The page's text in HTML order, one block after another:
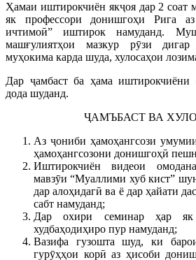
Ҳамаи иштирокчиён якҷоя дар 2 соат
як профессори донишгоҳи Рига
ичтимоӣ” иштирок намуданд.
машғулиятҳои мазкур рӯзи
муҳокима карда шуда, хулосаҳои
Дар ҷамбаст ба ҳама иштирокчиёни
дода шуданд.
ҶАМЪБАСТ ВА
Аз ҷониби ҳамоҳангсози
ҳамоҳангсозони донишгоҳӣ
Иштирокчиён видеои
мавзӯи “Муаллими хуб кист”
дар алоҳидагӣ ва ё дар ҳайати
сабт намуданд;
Дар охири семинар ҳар як
худбаҳодиҳиро пур намуданд;
Вазифа гузошта шуд, ки
гурӯҳҳои корӣ аз ҳисоби